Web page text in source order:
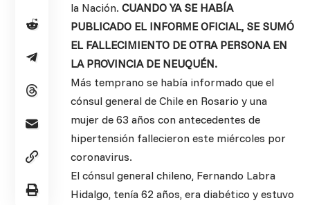
la Nación. CUANDO YA SE HABÍA
PUBLICADO EL INFORME OFICIAL, SE SUMÓ
EL FALLECIMIENTO DE OTRA PERSONA EN
LA PROVINCIA DE NEUQUÉN.
Más temprano se había informado que el
cónsul general de Chile en Rosario y una
mujer de 63 años con antecedentes de
hipertensión fallecieron este miércoles por
coronavirus.
El cónsul general chileno, Fernando Labra
Hidalgo, tenía 62 años, era diabético y estuvo